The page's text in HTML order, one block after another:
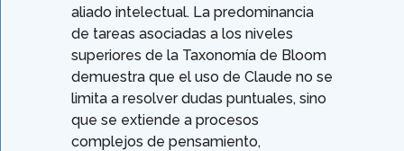
aliado intelectual. La predominancia
de tareas asociadas a los niveles
superiores de la Taxonomía de Bloom
demuestra que el uso de Claude no se
limita a resolver dudas puntuales, sino
que se extiende a procesos
complejos de pensamiento,